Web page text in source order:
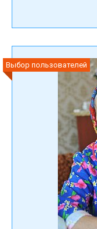
Выбор пользователей